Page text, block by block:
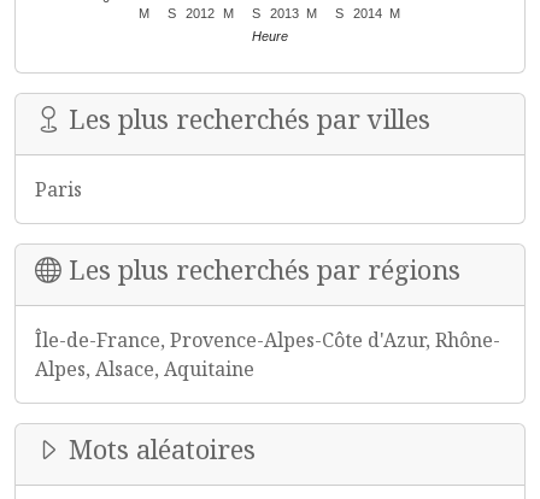
2012 2013 2014
M S M S M S M
Heure
Les plus recherchés par villes
Paris
Les plus recherchés par régions
Île-de-France, Provence-Alpes-Côte d'Azur, Rhône-
Alpes, Alsace, Aquitaine
Mots aléatoires